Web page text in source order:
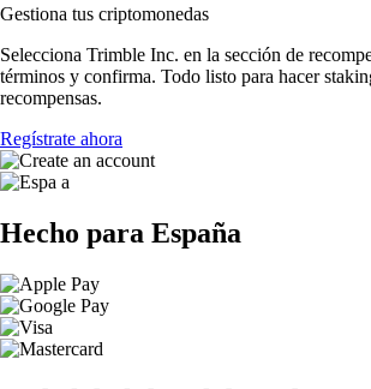
Gestiona tus criptomonedas
Selecciona Trimble Inc. en la sección de
términos y confirma. Todo listo para hacer
recompensas.
Regístrate ahora
Hecho para España